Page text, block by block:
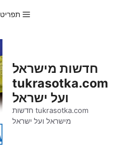
תפריט
חדשות מישראל
tukrasotka.com
ועל ישראל
tukrasotka.com חדשות
מישראל ועל ישראל